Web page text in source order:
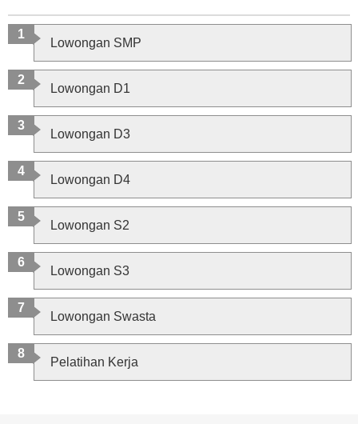
Lowongan SMP
Lowongan D1
Lowongan D3
Lowongan D4
Lowongan S2
Lowongan S3
Lowongan Swasta
Pelatihan Kerja